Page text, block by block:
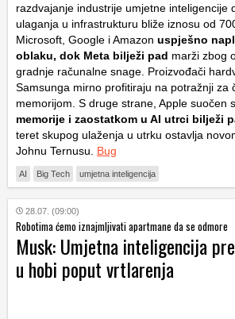
razdvajanje industrije umjetne inteligencije
ulaganja u infrastrukturu bliže iznosu od
Microsoft, Google i Amazon uspješno
oblaku, dok Meta bilježi pad marži zbog
gradnje računalne snage. Proizvođači
Samsunga mirno profitiraju na potražnji za
memorijom. S druge strane, Apple suočen
memorije i zaostatkom u AI utrci bilježi
teret skupog ulaženja u utrku ostavlja
Johnu Ternusu. Bug
AI Big Tech umjetna inteligencija
28.07. (09:00)
Robotima ćemo iznajmljivati apartmane da se odmore
Musk: Umjetna inteligencija
u hobi poput vrtlarenja